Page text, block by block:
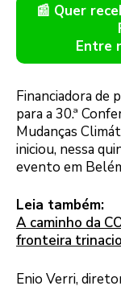
📰 Quer
Entre
Financiadora de
para a 30.ª
Mudanças
iniciou, nessa
evento em
Leia também:
A caminho da
fronteira
Enio Verri,